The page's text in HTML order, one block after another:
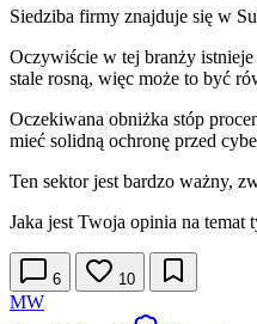
Siedziba firmy znajduje się w
Oczywiście w tej branży
stale rosną, więc może to być
Oczekiwana obniżka stóp
mieć solidną ochronę przed
Ten sektor jest bardzo ważny,
Jaka jest Twoja opinia na temat
6 10
MW